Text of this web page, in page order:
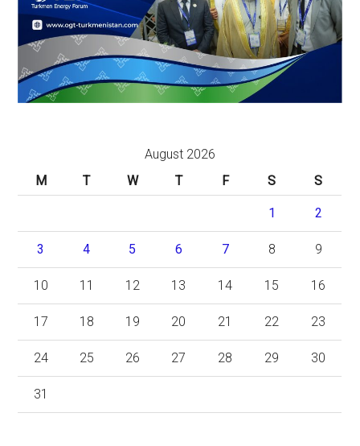
August 2026
M
T W T F S S
1 2
3 4 5 6 7 8 9
10 11 12 13 14 15 16
17 18 19 20 21 22 23
24 25 26 27 28 29 30
31